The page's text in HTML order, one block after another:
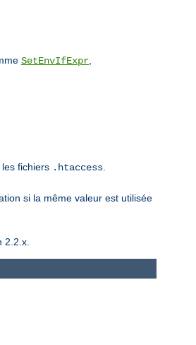
SetEnvIfExpr
fichiers .htaccess
si la même valeur est utilisée
2.2.x.